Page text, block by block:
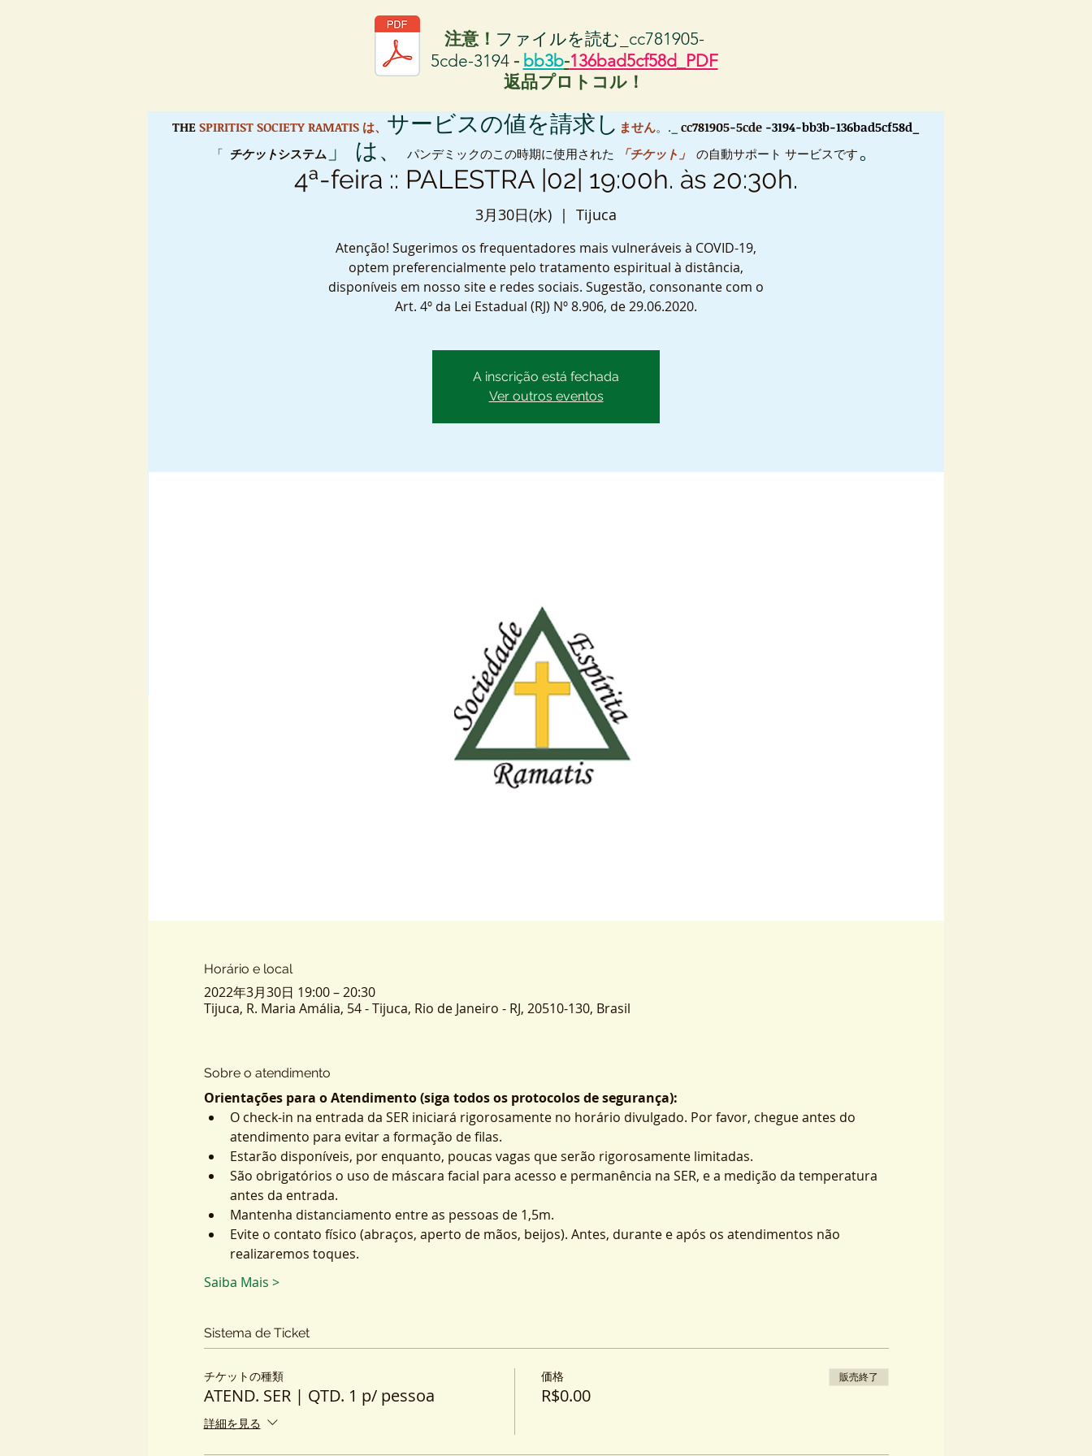
注意！ ファイルを読む_cc781905-
5cde-3194 - bb3b-136bad5cf58d_PDF
返品プロトコル！
4ª-feira :: PALESTRA |02| 19:00h. às 20:30h.
3月30日(水)
  |
Tijuca
Atenção! Sugerimos os frequentadores mais vulneráveis à COVID-19,
optem preferencialmente pelo tratamento espiritual à distância,
disponíveis em nosso site e redes sociais. Sugestão, consonante com o
Art. 4º da Lei Estadual (RJ) Nº 8.906, de 29.06.2020.
A inscrição está fechada
Ver outros eventos
Horário e local
2022年3月30日 19:00 – 20:30
Tijuca, R. Maria Amália, 54 - Tijuca, Rio de Janeiro - RJ, 20510-130, Brasil
Sobre o atendimento
Orientações para o Atendimento (siga todos os protocolos de segurança):
O check-in na entrada da SER iniciará rigorosamente no horário divulgado. Por favor, chegue antes do
atendimento para evitar a formação de filas.
Estarão disponíveis, por enquanto, poucas vagas que serão rigorosamente limitadas.
São obrigatórios o uso de máscara facial para acesso e permanência na SER, e a medição da temperatura
antes da entrada.
Mantenha distanciamento entre as pessoas de 1,5m.
Evite o contato físico (abraços, aperto de mãos, beijos). Antes, durante e após os atendimentos não
realizaremos toques.
Saiba Mais >
Sistema de Ticket
チケットの種類
ATEND. SER | QTD. 1 p/ pessoa
詳細を見る
価格
R$0.00
販売終了
THE SPIRITIST SOCIETY RAMATIS は、 サービスの値を請求し ません。._ cc781905-5cde -3194-bb3b-136bad5cf58d_
「 チケットシステム 」 は、 パンデミックのこの時期に使用された 「チケット」 の自動サポート サービスです。